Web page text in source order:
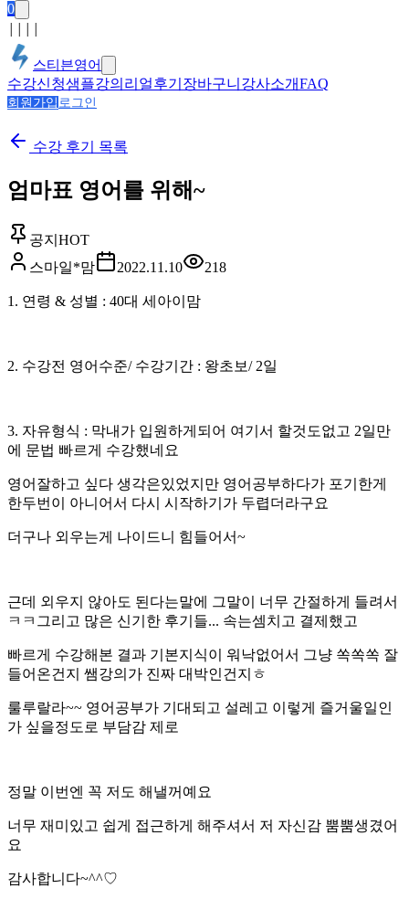
0
스티븐영어
수강신청샘플강의 리얼후기 장바구니 강사소개FAQ
회원가입 로그인
수강 후기 목록
엄마표 영어를 위해~
공지 HOT
스마일*맘
2022.11.10 218
1. 연령 & 성별 : 40대 세아이맘
2. 수강전 영어수준/ 수강기간 : 왕초보/ 2일
3. 자유형식 : 막내가 입원하게되어 여기서 할것도없고 2일만
에 문법 빠르게 수강했네요
영어잘하고 싶다 생각은있었지만 영어공부하다가 포기한게
한두번이 아니어서 다시 시작하기가 두렵더라구요
더구나 외우는게 나이드니 힘들어서~
근데 외우지 않아도 된다는말에 그말이 너무 간절하게 들려서
ㅋㅋ그리고 많은 신기한 후기들... 속는셈치고 결제했고
빠르게 수강해본 결과 기본지식이 워낙없어서 그냥 쏙쏙쏙 잘
들어온건지 쌤강의가 진짜 대박인건지ㅎ
룰루랄라~~ 영어공부가 기대되고 설레고 이렇게 즐거울일인
가 싶을정도로 부담감 제로
정말 이번엔 꼭 저도 해낼꺼예요
너무 재미있고 쉽게 접근하게 해주셔서 저 자신감 뿜뿜생겼어
요
감사합니다~^^♡